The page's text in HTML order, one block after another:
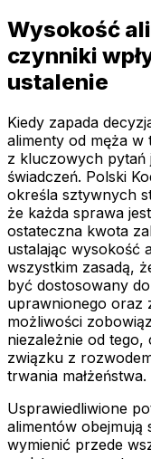
Wysokość
czynniki
ustalenie
Kiedy zapada
alimenty od męża w
z kluczowych pytań
świadczeń. Polski
określa sztywnych
że każda sprawa
ostateczna kwota
ustalając wysokość
wszystkim zasadą,
być dostosowany
uprawnionego oraz
możliwości
niezależnie od
związku z
trwania małżeństwa.
Usprawiedliwione
alimentów
wymienić przede